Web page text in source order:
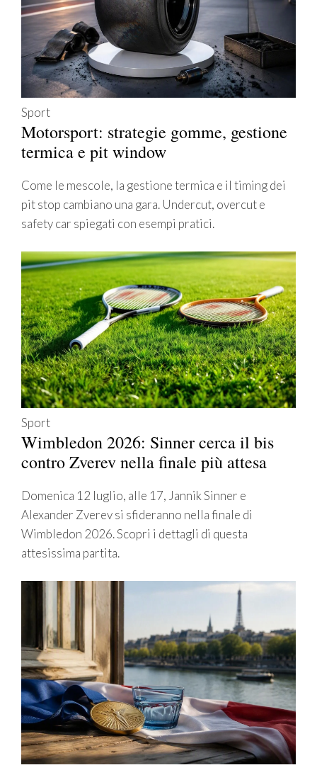
Sport
Motorsport: strategie gomme, gestione
termica e pit window
Come le mescole, la gestione termica e il timing dei
pit stop cambiano una gara. Undercut, overcut e
safety car spiegati con esempi pratici.
Sport
Wimbledon 2026: Sinner cerca il bis
contro Zverev nella finale più attesa
Domenica 12 luglio, alle 17, Jannik Sinner e
Alexander Zverev si sfideranno nella finale di
Wimbledon 2026. Scopri i dettagli di questa
attesissima partita.